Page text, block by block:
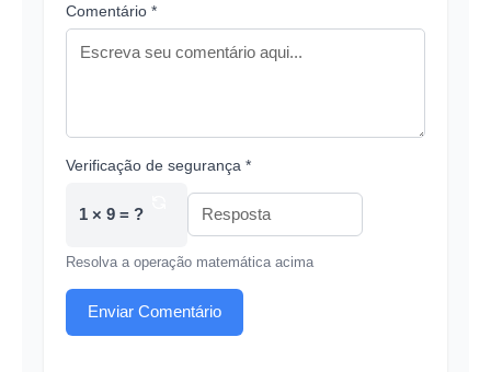
Comentário *
Verificação de segurança *
1 × 9 = ?
Resolva a operação matemática acima
Enviar Comentário